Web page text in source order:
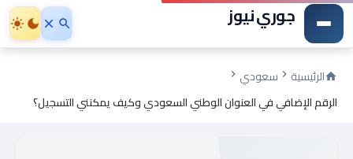
جوري نيوز
الرئيسية
سعودي
الرقم الإضافي في العنوان الوطني السعودي وكيف يمكنني التسجيل؟